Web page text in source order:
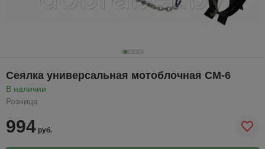
Сеялка универсальная мотоблочная СМ-6
В наличии
Розница
994 руб.